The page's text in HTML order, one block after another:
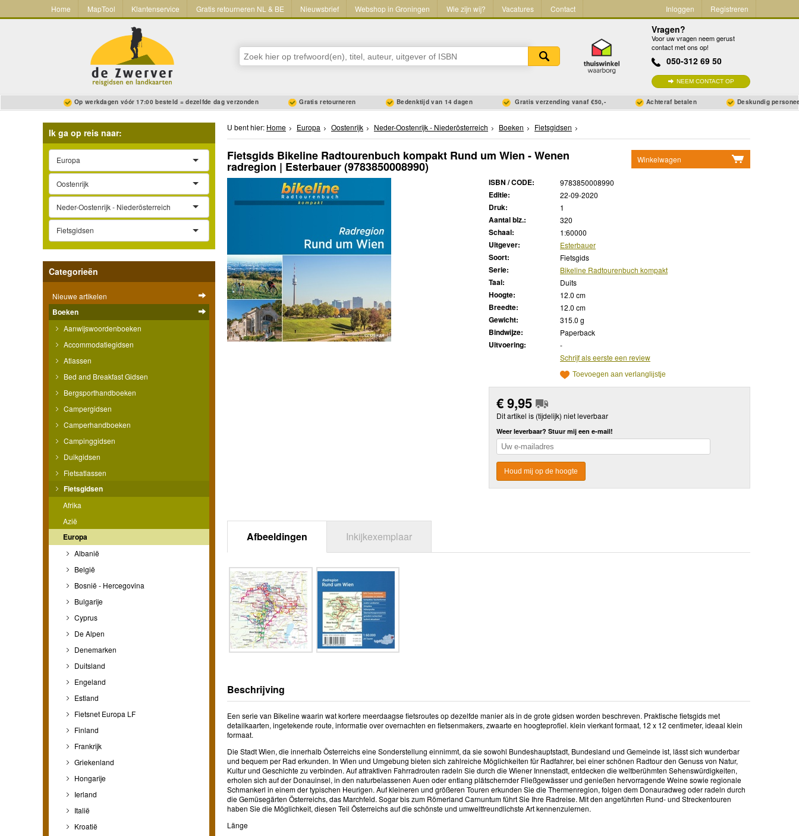
Home MapTool Klantenservice Gratis retourneren NL & BE Nieuwsbrief Webshop in Groningen Wie zijn wij? Vacatures Contact Inloggen Registreren
Vragen?
Voor uw vragen neem gerust
contact met ons op!
050-312 69 50
NEEM CONTACT OP
Op werkdagen vóór 17:00 besteld = dezelfde dag verzonden Gratis retourneren Bedenktijd van 14 dagen Gratis verzending vanaf €50,- Achteraf betalen Deskundig
Ik ga op reis naar:
Europa
Oostenrijk
Neder-Oostenrijk - Niederösterreich
Fietsgidsen
Categorieën
Nieuwe artikelen
Boeken
Aanwijswoordenboeken
Accommodatiegidsen
Atlassen
Bed and Breakfast Gidsen
Bergsporthandboeken
Campergidsen
Camperhandboeken
Campinggidsen
Duikgidsen
Fietsatlassen
Fietsgidsen
Afrika
Azië
Europa
Albanië
België
Bosnië - Hercegovina
Bulgarije
Cyprus
De Alpen
Denemarken
Duitsland
Engeland
Estland
Fietsnet Europa LF
Finland
Frankrijk
Griekenland
Hongarije
Ierland
Italië
Kroatië
U bent hier: Home Europa Oostenrijk Neder-Oostenrijk - Niederösterreich Boeken Fietsgidsen
Winkelwagen
Fietsgids Bikeline Radtourenbuch kompakt Rund um Wien - Wenen
radregion | Esterbauer(9783850008990)
ISBN / CODE: 9783850008990
Editie: 22-09-2020
Druk: 1
Aantal blz.: 320
Schaal: 1:60000
Uitgever: Esterbauer
Soort: Fietsgids
Serie: Bikeline Radtourenbuch kompakt
Taal: Duits
Hoogte: 12.0 cm
Breedte: 12.0 cm
Gewicht: 315.0 g
Bindwijze: Paperback
Uitvoering:
-
Schrijf als eerste een review
Toevoegen aan verlanglijstje
€9,95
Dit artikel is (tijdelijk) niet leverbaar
Weer leverbaar? Stuur mij een e-mail!
Houd mij op de hoogte
Afbeeldingen Inkijkexemplaar
Beschrijving
Een serie van Bikeline waarin wat kortere meerdaagse fietsroutes op dezelfde manier als in de grote gidsen worden beschreven. Praktische fietsgids met
detailkaarten, ingetekende route, informatie over overnachten en fietsenmakers, zwaarte en hoogteprofiel. klein vierkant formaat, 12 x 12 centimeter, ideaal klein
formaat.
Die Stadt Wien, die innerhalb Österreichs eine Sonderstellung einnimmt, da sie sowohl Bundeshauptstadt, Bundesland und Gemeinde ist, lässt sich wunderbar
und bequem per Rad erkunden. In Wien und Umgebung bieten sich zahlreiche Möglichkeiten für Radfahrer, bei einer schönen Radtour den Genuss von Natur,
Kultur und Geschichte zu verbinden. Auf attraktiven Fahrradrouten radeln Sie durch die Wiener Innenstadt, entdecken die weltberühmten Sehenswürdigkeiten,
erholen sich auf der Donauinsel, in den naturbelassenen Auen oder entlang plätschernder Fließgewässer und genießen hervorragende Weine sowie regionale
Schmankerl in einem der typischen Heurigen. Auf kleineren und größeren Touren erkunden Sie die Thermenregion, folgen dem Donauradweg oder radeln durch
die Gemüsegärten Österreichs, das Marchfeld. Sogar bis zum Römerland Carnuntum führt Sie Ihre Radreise. Mit den angeführten Rund- und Streckentouren
haben Sie die Möglichkeit, diesen Teil Österreichs auf die schönste und umweltfreundlichste Art kennenzulernen.
Länge